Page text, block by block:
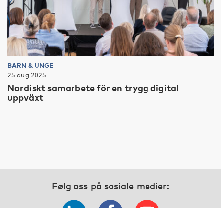
BARN & UNGE
25 aug 2025
Nordiskt samarbete för en trygg digital
uppväxt
Følg oss på sosiale medier: